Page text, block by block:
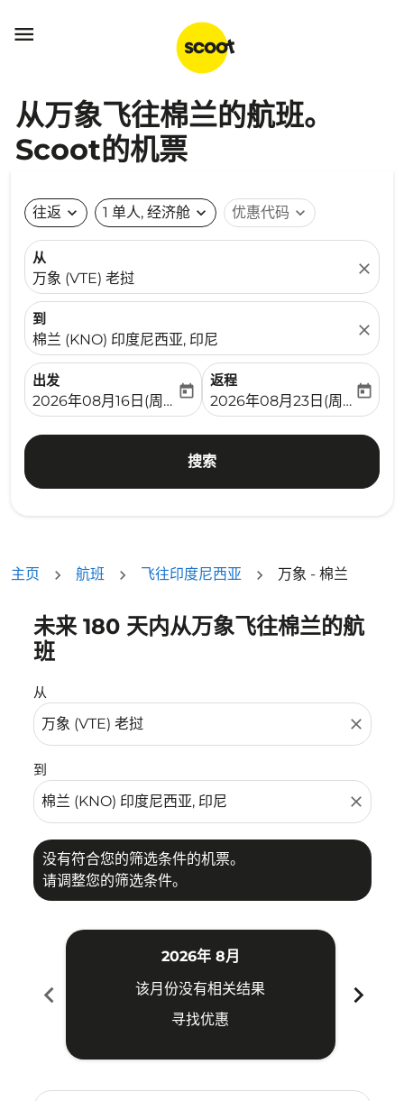

从万象飞往棉兰的航班。
Scoot的机票
往返 expand_more 1 单人, 经济舱 expand_more 优惠代码 expand_more
从
万象 (VTE) 老挝
close
到
棉兰 (KNO) 印度尼西亚, 印尼
close
出发
fc-booking-departure-date-aria-label
2026年08月16日(周日)
today
返程
fc-booking-return-date-
2026年08月23日(周日)
today
搜索
主页 航班 飞往印度尼西亚 万象 - 棉兰
未来 180 天内从万象飞往棉兰的航
班
从
close
到
close
没有符合您的筛选条件的机票。
请调整您的筛选条件。
没有符合您的筛选条件的机票。请调整您的筛选条件。
chevron_left
2026年 8月
该月份没有相关结果
寻找优惠
chevron_right